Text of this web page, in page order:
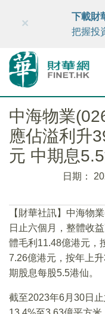
財華智庫網
×
下載財
把握投
中海物業
應佔溢利升
元 中期息
日期：
【財華社訊】中海物
日止六個月，整體收
體毛利11.48億港元，
7.26億港元，按年上
期股息每股5.5港仙。
截至2023年6月30日